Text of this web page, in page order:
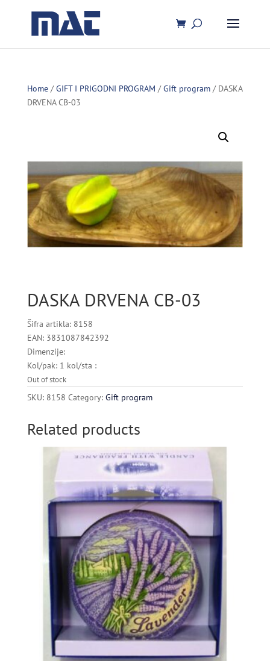
Home/GIFT I PRIGODNI PROGRAM /Gift program/ DASKA
DRVENA CB-03
DASKA DRVENA CB-03
Šifra artikla: 8158
EAN: 3831087842392
Dimenzije:
Kol/pak: 1 kol/sta :
Out of stock
SKU: 8158 Category: Gift program
Related products